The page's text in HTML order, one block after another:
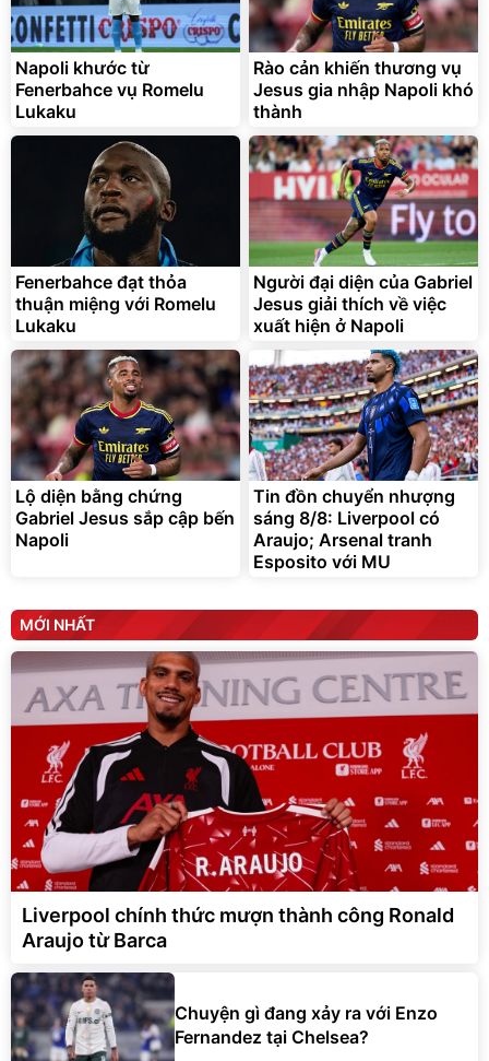
Vali Bamozo Khung Nhôm
9066 Size 20/24/28 Cao
Cấp
1.000.000đ
825.000đ
Flash Sale
Lót ghế ôtô, nâng lưng
chống nóng giúp thoải mái
trong di chuyển
295.000đ
Đã bán nhiều
Napoli khước từ
Fenerbahce vụ Romelu
Lukaku
Rào cản khiến thương vụ
Jesus gia nhập Napoli khó
thành
Fenerbahce đạt thỏa
thuận miệng với Romelu
Lukaku
Người đại diện của Gabriel
Jesus giải thích về việc
xuất hiện ở Napoli
Lộ diện bằng chứng
Gabriel Jesus sắp cập bến
Napoli
Tin đồn chuyển nhượng
sáng 8/8: Liverpool có
Araujo; Arsenal tranh
Esposito với MU
MỚI NHẤT
Liverpool chính thức mượn thành công Ronald
Araujo từ Barca
Chuyện gì đang xảy ra với Enzo
Fernandez tại Chelsea?